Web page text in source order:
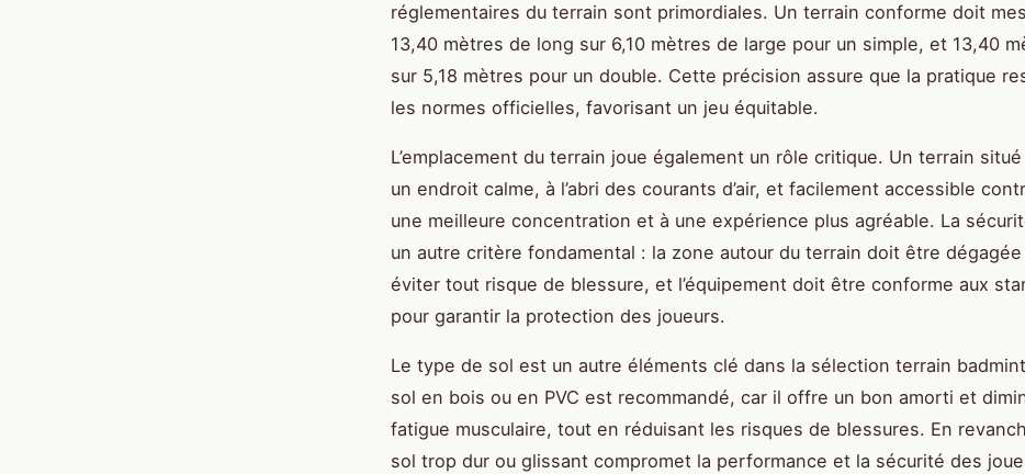
réglementaires du terrain sont primordiales. Un terrain conforme doit
13,40 mètres de long sur 6,10 mètres de large pour un simple, et 13,40
sur 5,18 mètres pour un double. Cette précision assure que la pratique
les normes officielles, favorisant un jeu équitable.
L’emplacement du terrain joue également un rôle critique. Un terrain
un endroit calme, à l’abri des courants d’air, et facilement accessible
une meilleure concentration et à une expérience plus agréable. La
un autre critère fondamental : la zone autour du terrain doit être
éviter tout risque de blessure, et l’équipement doit être conforme aux
pour garantir la protection des joueurs.
Le type de sol est un autre éléments clé dans la sélection terrain
sol en bois ou en PVC est recommandé, car il offre un bon amorti et
fatigue musculaire, tout en réduisant les risques de blessures. En
sol trop dur ou glissant compromet la performance et la sécurité des